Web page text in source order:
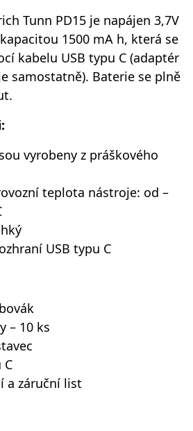
Tunn PD15 je napájen 3,7V
1500 mA h, která se
kabelu USB typu C (adaptér
samostatně). Baterie se plně
vyrobeny z práškového
teplota nástroje: od –
USB typu C
– 10 ks
C
a záruční list